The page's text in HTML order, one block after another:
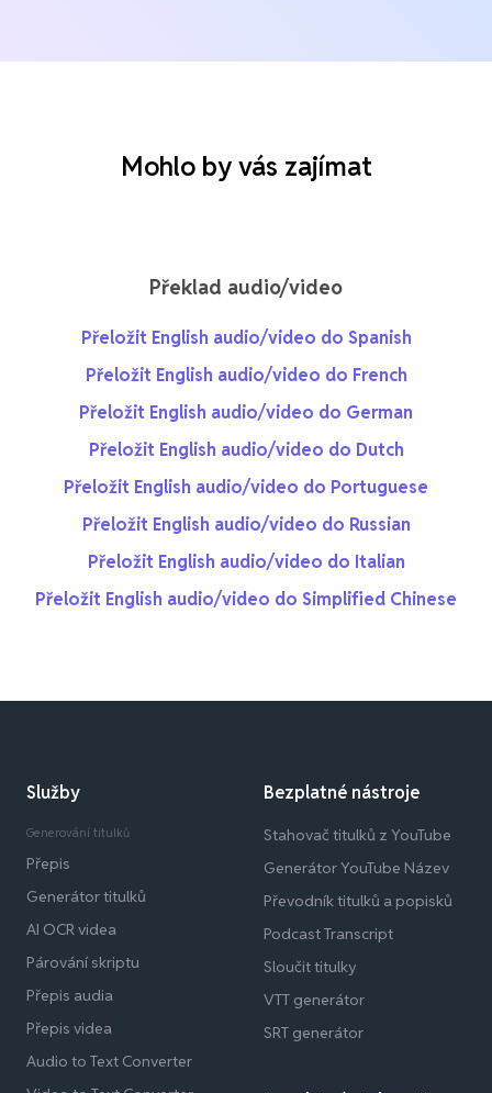
Mohlo by vás zajímat
Překlad audio/video
Přeložit English audio/video do Spanish
Přeložit English audio/video do French
Přeložit English audio/video do German
Přeložit English audio/video do Dutch
Přeložit English audio/video do Portuguese
Přeložit English audio/video do Russian
Přeložit English audio/video do Italian
Přeložit English audio/video do Simplified Chinese
Služby
Generování titulků
Přepis
Generátor titulků
AI OCR videa
Párování skriptu
Přepis audia
Přepis videa
Audio to Text Converter
Bezplatné nástroje
Stahovač titulků z YouTube
Generátor YouTube Název
Převodník titulků a popisků
Podcast Transcript
Sloučit titulky
VTT generátor
SRT generátor